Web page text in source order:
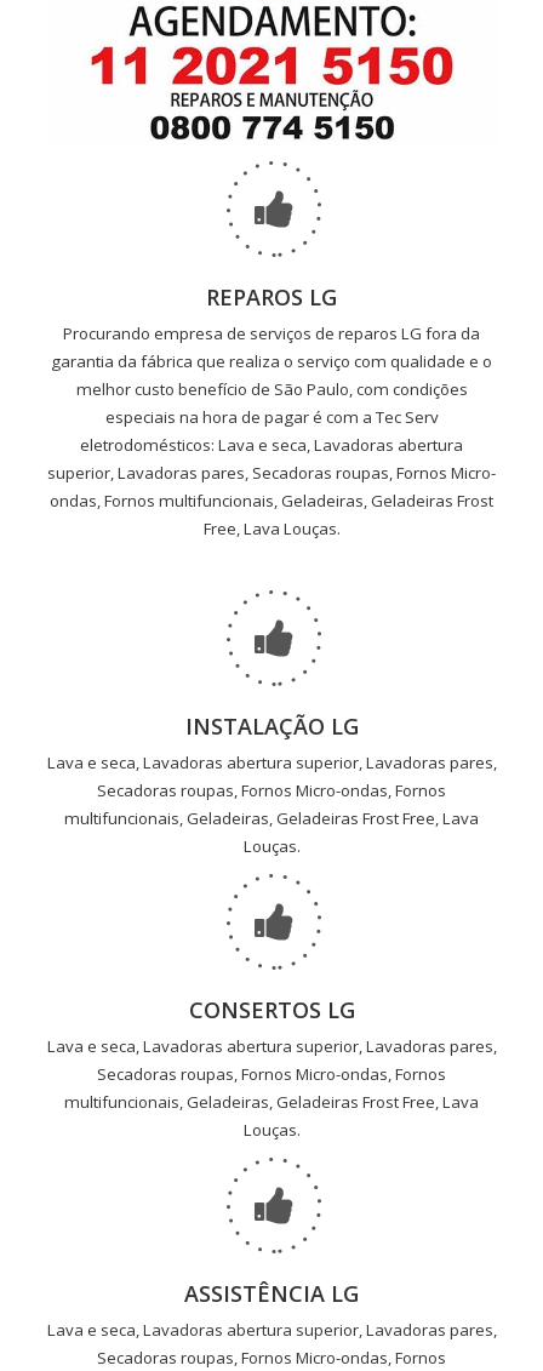
REPAROS LG
Procurando empresa de serviços de reparos LG fora da
garantia da fábrica que realiza o serviço com qualidade e o
melhor custo benefício de São Paulo, com condições
especiais na hora de pagar é com a Tec Serv
eletrodomésticos: Lava e seca, Lavadoras abertura
superior, Lavadoras pares, Secadoras roupas, Fornos Micro-
ondas, Fornos multifuncionais, Geladeiras, Geladeiras Frost
Free, Lava Louças.
INSTALAÇÃO LG
Lava e seca, Lavadoras abertura superior, Lavadoras pares,
Secadoras roupas, Fornos Micro-ondas, Fornos
multifuncionais, Geladeiras, Geladeiras Frost Free, Lava
Louças.
CONSERTOS LG
Lava e seca, Lavadoras abertura superior, Lavadoras pares,
Secadoras roupas, Fornos Micro-ondas, Fornos
multifuncionais, Geladeiras, Geladeiras Frost Free, Lava
Louças.
ASSISTÊNCIA LG
Lava e seca, Lavadoras abertura superior, Lavadoras pares,
Secadoras roupas, Fornos Micro-ondas, Fornos